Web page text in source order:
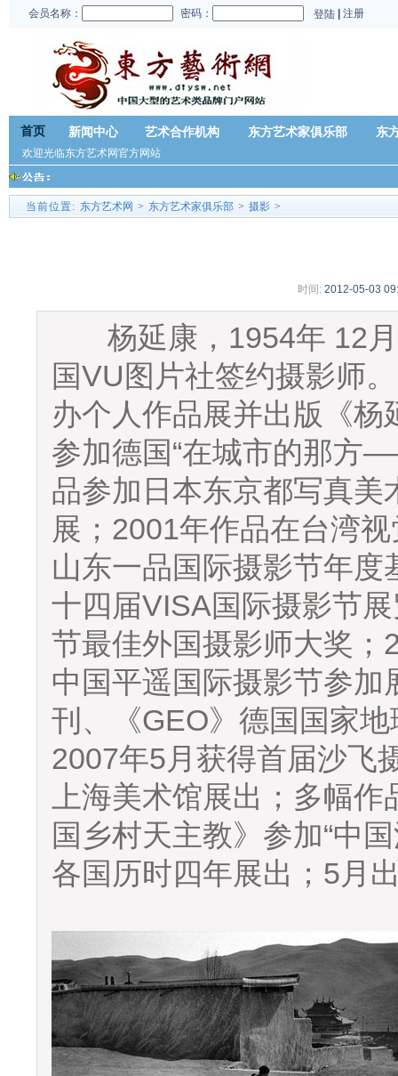
会员名称： 密码： 登陆| 注册
首页 新闻中心 艺术合作机构 东方艺术家俱乐部 东
欢迎光临东方艺术网官方网站
当前位置: 东方艺术网 > 东方艺术家俱乐部 > 摄影 >
时间: 2012-05-03
杨延康，1954年 12月
国VU图片社签约摄影师
办个人作品展并出版《
参加德国“在城市的那方
品参加日本东京都写真美
展；2001年作品在台湾
山东一品国际摄影节年
十四届VISA国际摄影节
节最佳外国摄影师大奖；
中国平遥国际摄影节参
刊、《GEO》德国国家地
2007年5月获得首届沙飞
上海美术馆展出；多幅
国乡村天主教》参加“中
各国历时四年展出；5月